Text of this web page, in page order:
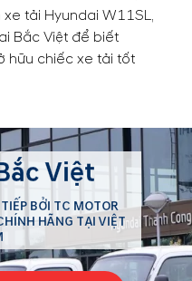
tải Hyundai W11SL,
Bắc Việt để biết
hữu chiếc xe tải tốt
Việt
BỞI TC MOTOR
HÃNG TẠI VIỆT